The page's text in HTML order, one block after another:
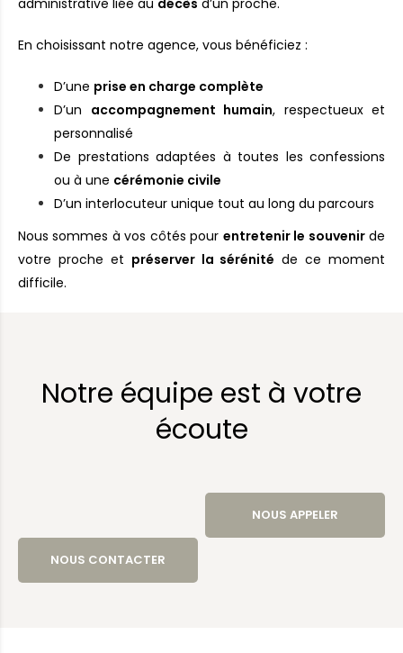
administrative liée au décès d’un proche.
En choisissant notre agence, vous bénéficiez :
D’une prise en charge complète
D’un accompagnement humain, respectueux et
personnalisé
De prestations adaptées à toutes les confessions
ou à une cérémonie civile
D’un interlocuteur unique tout au long du parcours
Nous sommes à vos côtés pour entretenir le souvenirde
votre proche et préserver la sérénité de ce moment
difficile.
Notre équipe est à votre
écoute
NOUS APPELER
NOUS CONTACTER